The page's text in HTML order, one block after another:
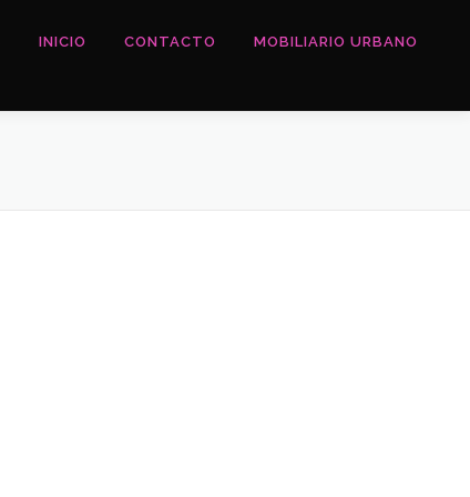
INICIO CONTACTO MOBILIARIO URBANO